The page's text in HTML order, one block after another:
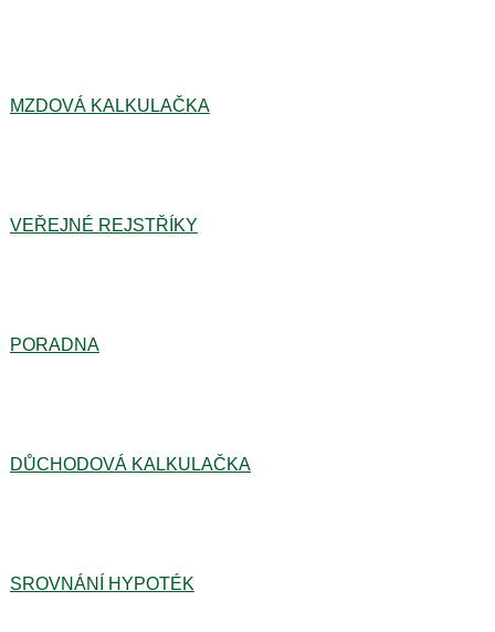
MZDOVÁ KALKULAČKA
VEŘEJNÉ REJSTŘÍKY
PORADNA
DŮCHODOVÁ KALKULAČKA
SROVNÁNÍ HYPOTÉK